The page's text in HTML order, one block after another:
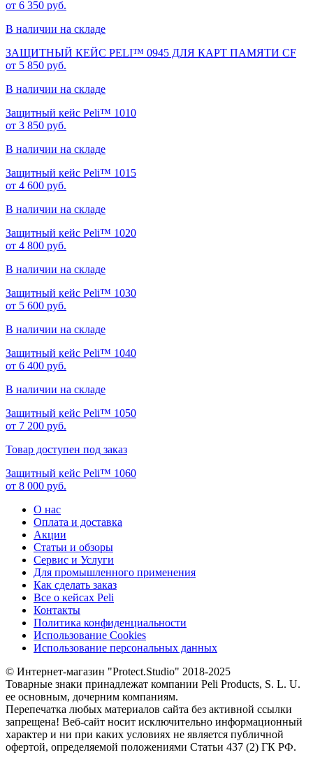
от 6 350 руб.
В наличии на складе
ЗАЩИТНЫЙ КЕЙС PELI™ 0945 ДЛЯ КАРТ ПАМЯТИ CF
от 5 850 руб.
В наличии на складе
Защитный кейс Peli™ 1010
от 3 850 руб.
В наличии на складе
Защитный кейс Peli™ 1015
от 4 600 руб.
В наличии на складе
Защитный кейс Peli™ 1020
от 4 800 руб.
В наличии на складе
Защитный кейс Peli™ 1030
от 5 600 руб.
В наличии на складе
Защитный кейс Peli™ 1040
от 6 400 руб.
В наличии на складе
Защитный кейс Peli™ 1050
от 7 200 руб.
Товар доступен под заказ
Защитный кейс Peli™ 1060
от 8 000 руб.
О нас
Оплата и доставка
Акции
Статьи и обзоры
Сервис и Услуги
Для промышленного применения
Как сделать заказ
Все о кейсах Peli
Контакты
Политика конфиденциальности
Использование Cookies
Использование персональных данных
© Интернет-магазин "Protect.Studio" 2018-2025
Товарные знаки принадлежат компании Peli Products, S. L. U.
ее основным, дочерним компаниям.
Перепечатка любых материалов сайта без активной ссылки
запрещена! Веб-сайт носит исключительно информационный
характер и ни при каких условиях не является публичной
офертой, определяемой положениями Статьи 437 (2) ГК РФ.